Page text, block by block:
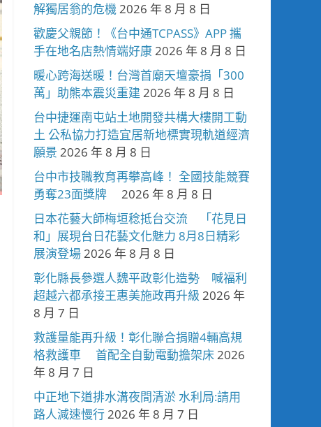
解獨居翁的危機2026 年 8 月 8 日
歡慶父親節！《台中通TCPASS》APP 攜
手在地名店熱情端好康2026 年 8 月 8 日
暖心跨海送暖！台灣首廟天壇豪捐「300
萬」助熊本震災重建 2026 年 8 月 8 日
台中捷運南屯站土地開發共構大樓開工動
土 公私協力打造宜居新地標實現軌道經濟
願景 2026 年 8 月 8 日
台中市技職教育再攀高峰！ 全國技能競賽
勇奪23面獎牌
2026 年 8 月 8 日
日本花藝大師梅垣稔抵台交流 「花見日
和」展現台日花藝文化魅力 8月8日精彩
展演登場2026 年 8 月 8 日
彰化縣長參選人魏平政彰化造勢 喊福利
超越六都承接王惠美施政再升級 2026 年
8 月 7 日
救護量能再升級！彰化聯合捐贈4輛高規
格救護車 首配全自動電動擔架床2026
年 8 月 7 日
中正地下道排水溝夜間清淤 水利局:請用
路人減速慢行2026 年 8 月 7 日